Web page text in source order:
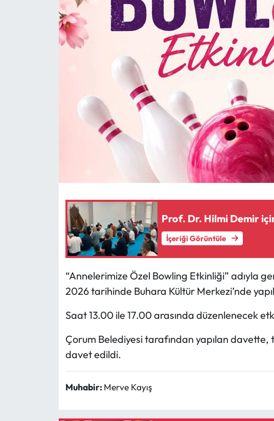
Prof. Dr. Hilmi Demir
İçeriği Görüntüle
“Annelerimize Özel Bowling Etkinliği” adıyla
2026 tarihinde Buhara Kültür Merkezi’nde
Saat 13.00 ile 17.00 arasında düzenlenecek
Çorum Belediyesi tarafından yapılan
davet edildi.
Muhabir: Merve Kayış
Ekonomi
İskilip Haberleri
Kargı Haberleri
Laçin Haberleri
Mecitözü Haberleri
Oğuzlar Haberleri
Otomotiv
Resmi İlan